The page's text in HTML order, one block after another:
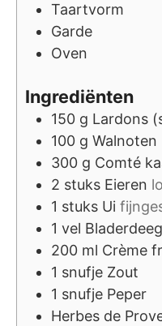
Taartvorm
Garde
Oven
Ingrediënten
150 g Lardons
100 g Walnoten
300 g Comté
2 stuks Eieren
1 stuks Ui
1 vel Bladerdeeg
200 ml Crème
1 snufje Zout
1 snufje Peper
Herbes de